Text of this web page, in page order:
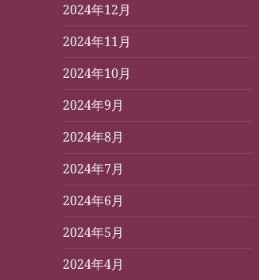
2024年12月
2024年11月
2024年10月
2024年9月
2024年8月
2024年7月
2024年6月
2024年5月
2024年4月